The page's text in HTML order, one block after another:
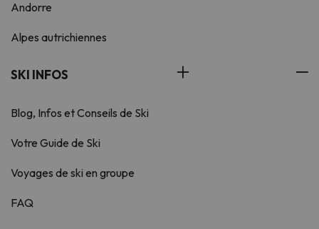
Andorre
Alpes autrichiennes
SKI INFOS
Blog, Infos et Conseils de Ski
Votre Guide de Ski
Voyages de ski en groupe
FAQ